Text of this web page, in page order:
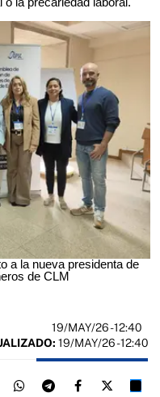
a la nueva presidenta de
de CLM
19/MAY/26- 12:40
19/MAY/26 - 12:40